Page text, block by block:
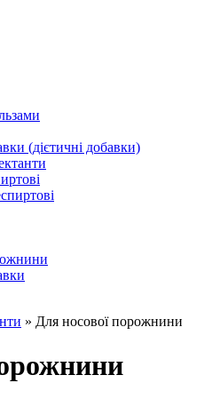
(дієтичні добавки)
» Для носової порожнини